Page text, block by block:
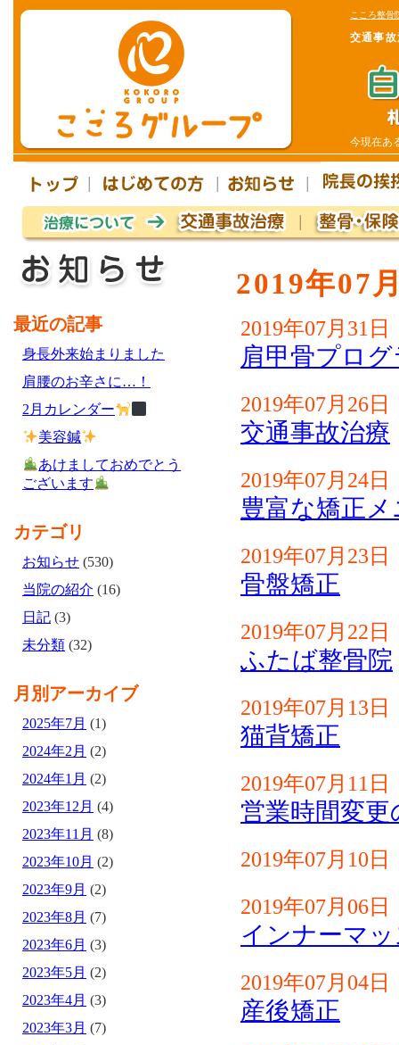
こころ整骨
交通事
今現在あ
2019年07
2019年07月31日
肩甲骨プロ
2019年07月26日
交通事故治療
2019年07月24日
豊富な矯正
2019年07月23日
骨盤矯正
2019年07月22日
ふたば整骨院
2019年07月13日
猫背矯正
2019年07月11日
営業時間変
2019年07月10日
2019年07月06日
インナーマ
2019年07月04日
産後矯正
最近の記事
身長外来始まりました
肩腰のお辛さに…！
2月カレンダー
美容鍼
あけましておめでとう
ございます
カテゴリ
お知らせ (530)
当院の紹介 (16)
日記 (3)
未分類 (32)
月別アーカイブ
2025年7月 (1)
2024年2月 (2)
2024年1月 (2)
2023年12月 (4)
2023年11月 (8)
2023年10月 (2)
2023年9月 (2)
2023年8月 (7)
2023年6月 (3)
2023年5月 (2)
2023年4月 (3)
2023年3月 (7)